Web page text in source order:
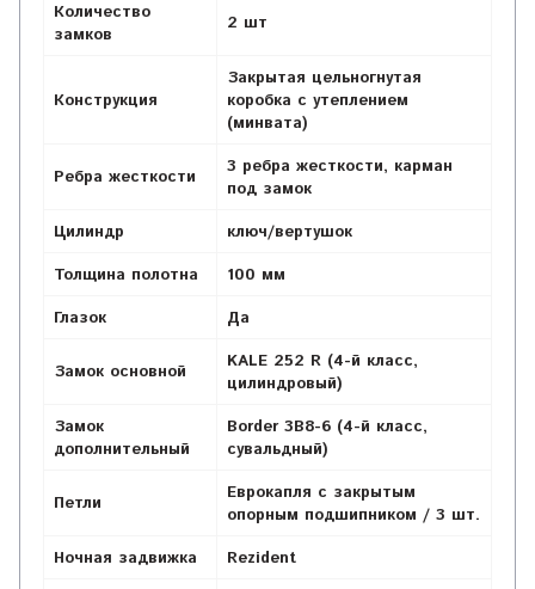
Количество
замков
2 шт
Конструкция
Закрытая цельногнутая
коробка с утеплением
(минвата)
Ребра жесткости 3 ребра жесткости, карман
под замок
Цилиндр
ключ/вертушок
Толщина полотна
100 мм
Глазок
Да
Замок основной
KALE 252 R (4-й класс,
цилиндровый)
Замок
дополнительный
Border 3B8-6 (4-й класс,
сувальдный)
Петли
Еврокапля с закрытым
опорным подшипником / 3 шт.
Ночная задвижка
Rezident